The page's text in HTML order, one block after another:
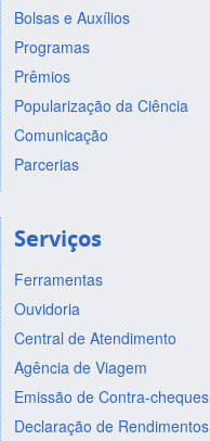
Bolsas e Auxílios
Programas
Prêmios
Popularização da Ciência
Comunicação
Parcerias
Serviços
Ferramentas
Ouvidoria
Central de Atendimento
Agência de Viagem
Emissão de Contra-cheques
Declaração de Rendimentos